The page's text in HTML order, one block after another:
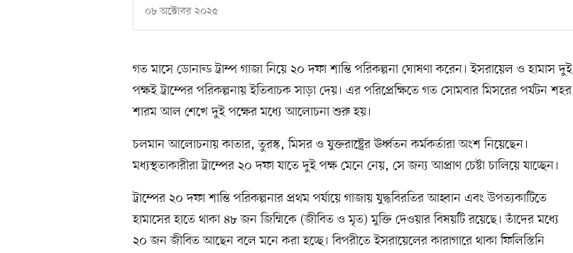
০৮ অক্টোবর ২০২৫
গত মাসে ডোনাল্ড ট্রাম্প গাজা নিয়ে ২০ দফা শান্তি পরিকল্পনা ঘোষণা করেন। ইসরায়েল ও হামাস দুই
পক্ষই ট্রাম্পের পরিকল্পনায় ইতিবাচক সাড়া দেয়। এর পরিপ্রেক্ষিতে গত সোমবার মিসরের পর্যটন শহর
শারম আল শেখে দুই পক্ষের মধ্যে আলোচনা শুরু হয়।
চলমান আলোচনায় কাতার, তুরস্ক, মিসর ও যুক্তরাষ্ট্রের ঊর্ধ্বতন কর্মকর্তারা অংশ নিয়েছেন।
মধ্যস্থতাকারীরা ট্রাম্পের ২০ দফা যাতে দুই পক্ষ মেনে নেয়, সে জন্য আপ্রাণ চেষ্টা চালিয়ে যাচ্ছেন।
ট্রাম্পের ২০ দফা শান্তি পরিকল্পনার প্রথম পর্যায়ে গাজায় যুদ্ধবিরতির আহ্বান এবং উপত্যকাটিতে
হামাসের হাতে থাকা ৪৮ জন জিম্মিকে (জীবিত ও মৃত) মুক্তি দেওয়ার বিষয়টি রয়েছে। তাঁদের মধ্যে
২০ জন জীবিত আছেন বলে মনে করা হচ্ছে। বিপরীতে ইসরায়েলের কারাগারে থাকা ফিলিস্তিনি